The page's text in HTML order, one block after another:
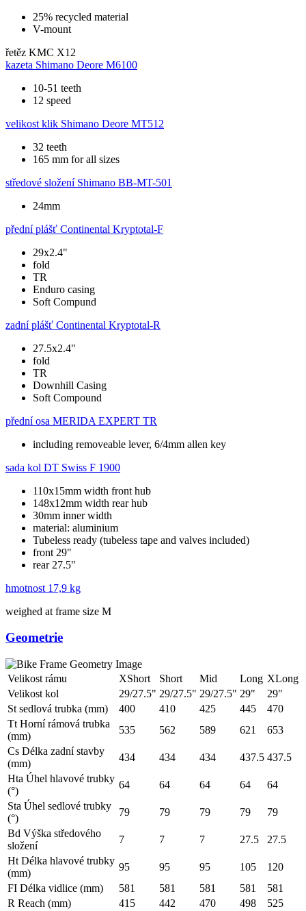
25% recycled material
V-mount
řetěz KMC X12
kazeta Shimano Deore M6100
10-51 teeth
12 speed
velikost klik Shimano Deore MT512
32 teeth
165 mm for all sizes
středové složení Shimano BB-MT-501
24mm
přední plášť Continental Kryptotal-F
29x2.4"
fold
TR
Enduro casing
Soft Compund
zadní plášť Continental Kryptotal-R
27.5x2.4"
fold
TR
Downhill Casing
Soft Compound
přední osa MERIDA EXPERT TR
including removeable lever, 6/4mm allen key
sada kol DT Swiss F 1900
110x15mm width front hub
148x12mm width rear hub
30mm inner width
material: aluminium
Tubeless ready (tubeless tape and valves included)
front 29"
rear 27.5"
hmotnost 17,9 kg
weighed at frame size M
Geometrie
Velikost rámu XShort Short Mid Long XLong
Velikost kol
29/27.5" 29/27.5" 29/27.5" 29"
29"
St sedlová trubka (mm)
400 410 425 445
470
Tt Horní rámová trubka
(mm)
535 562 589 621
653
Cs Délka zadní stavby
(mm)
434 434 434 437.5 437.5
Hta Úhel hlavové trubky
(°)
64 64 64 64
64
Sta Úhel sedlové trubky
(°)
79 79 79 79
79
Bd Výška středového
složení
7 7 7 27.5
27.5
Ht Délka hlavové trubky
(mm)
95 95 95 105
120
FI Délka vidlice (mm)
581 581 581 581
581
R Reach (mm)
415 442 470 498
525